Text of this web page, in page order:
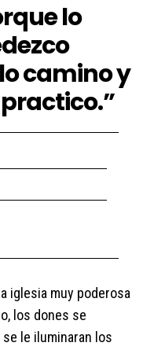
lo
camino y
iglesia muy poderosa
los dones se
le iluminaran los